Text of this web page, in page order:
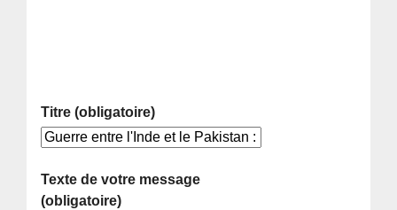
Titre (obligatoire)
Texte de votre message
(obligatoire)